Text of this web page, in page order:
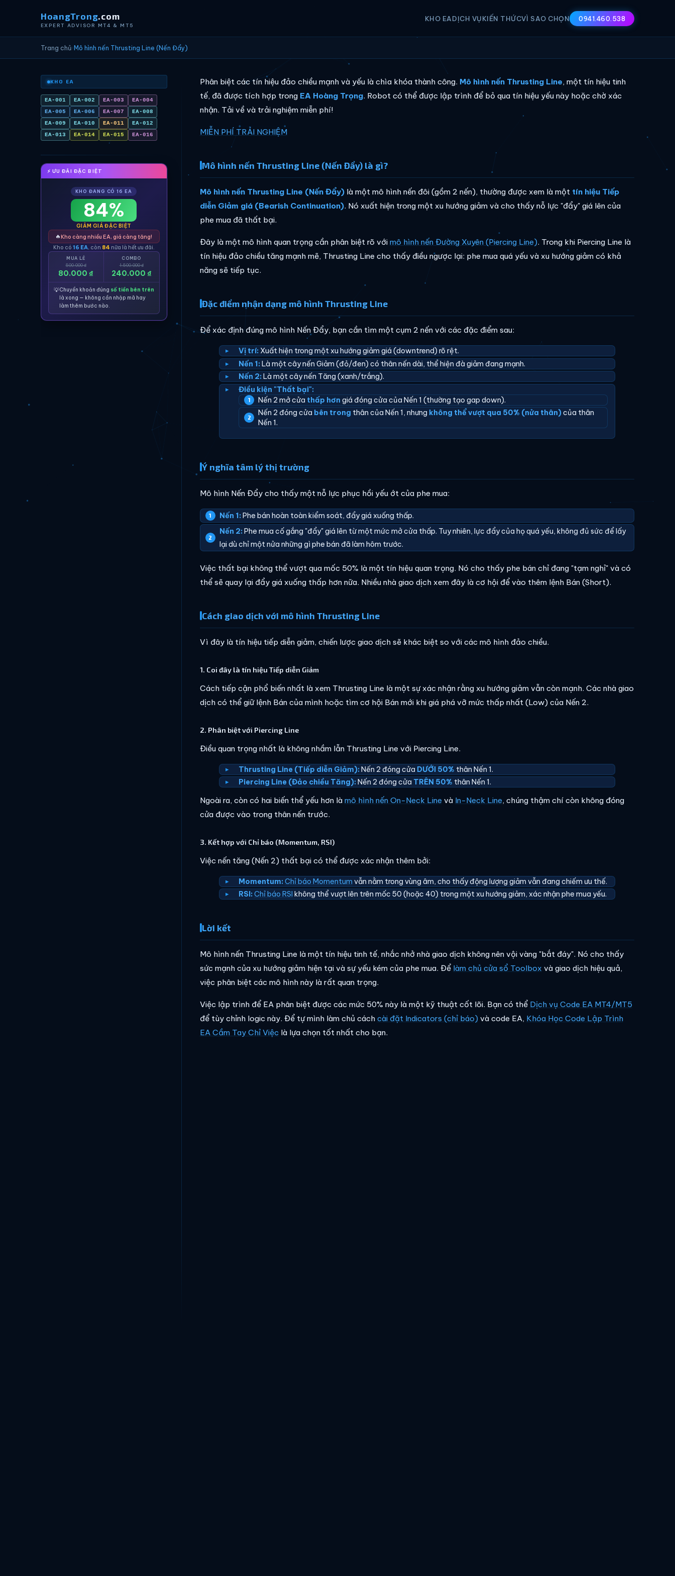
HoangTrong.com
EXPERT ADVISOR MT4 & MT5
KHO EADỊCH VỤKIẾN THỨCVÌ SAO CHỌN 0941.460.538
Trang chủ› Mô hình nến Thrusting Line (Nến Đẩy)
KHO EA
EA-001 EA-002 EA-003
EA-004
EA-005
EA-006 EA-007
EA-008
EA-009
EA-010 EA-011
EA-012
EA-013
EA-014 EA-015 EA-016
⚡ ƯU ĐÃI ĐẶC BIỆT
KHO ĐANG CÓ 16 EA
84%
GIẢM GIÁ ĐẶC BIỆT
🔥Kho càng nhiều EA, giá càng tăng!
Kho có 16 EA, còn 84 nữa là hết ưu đãi.
MUA LẺ
500.000 ₫
80.000 ₫
COMBO
1.500.000 ₫
240.000 ₫
💡Chuyển khoản đúng số tiền bên trên
là xong — không cần nhập mã hay
làm thêm bước nào.
Phân biệt các tín hiệu đảo chiều mạnh và yếu là chìa khóa thành công. Mô hình nến Thrusting Line, một tín hiệu tinh
tế, đã được tích hợp trong EA Hoàng Trọng. Robot có thể được lập trình để bỏ qua tín hiệu yếu này hoặc chờ xác
nhận. Tải về và trải nghiệm miễn phí!
MIỄN PHÍ TRẢI NGHIỆM
Mô hình nến Thrusting Line (Nến Đẩy) là gì?
Mô hình nến Thrusting Line (Nến Đẩy)là một mô hình nến đôi (gồm 2 nến), thường được xem là một tín hiệu Tiếp
diễn Giảm giá (Bearish Continuation). Nó xuất hiện trong một xu hướng giảm và cho thấy nỗ lực "đẩy" giá lên của
phe mua đã thất bại.
Đây là một mô hình quan trọng cần phân biệt rõ với mô hình nến Đường Xuyên (Piercing Line). Trong khi Piercing Line là
tín hiệu đảo chiều tăng mạnh mẽ, Thrusting Line cho thấy điều ngược lại: phe mua quá yếu và xu hướng giảm có khả
năng sẽ tiếp tục.
Đặc điểm nhận dạng mô hình Thrusting Line
Để xác định đúng mô hình Nến Đẩy, bạn cần tìm một cụm 2 nến với các đặc điểm sau:
Vị trí: Xuất hiện trong một xu hướng giảm giá (downtrend) rõ rệt.
Nến 1:Là một cây nến Giảm (đỏ/đen) có thân nến dài, thể hiện đà giảm đang mạnh.
Nến 2:Là một cây nến Tăng (xanh/trắng).
Điều kiện "Thất bại":
Nến 2 mở cửa thấp hơn giá đóng cửa của Nến 1 (thường tạo gap down).
Nến 2 đóng cửa bên trong thân của Nến 1, nhưng không thể vượt qua 50% (nửa thân)của thân
Nến 1.
Ý nghĩa tâm lý thị trường
Mô hình Nến Đẩy cho thấy một nỗ lực phục hồi yếu ớt của phe mua:
Nến 1:Phe bán hoàn toàn kiểm soát, đẩy giá xuống thấp.
Nến 2:Phe mua cố gắng "đẩy" giá lên từ một mức mở cửa thấp. Tuy nhiên, lực đẩy của họ quá yếu, không đủ sức để lấy
lại dù chỉ một nửa những gì phe bán đã làm hôm trước.
Việc thất bại không thể vượt qua mốc 50% là một tín hiệu quan trọng. Nó cho thấy phe bán chỉ đang "tạm nghỉ" và có
thể sẽ quay lại đẩy giá xuống thấp hơn nữa. Nhiều nhà giao dịch xem đây là cơ hội để vào thêm lệnh Bán (Short).
Cách giao dịch với mô hình Thrusting Line
Vì đây là tín hiệu tiếp diễn giảm, chiến lược giao dịch sẽ khác biệt so với các mô hình đảo chiều.
1. Coi đây là tín hiệu Tiếp diễn Giảm
Cách tiếp cận phổ biến nhất là xem Thrusting Line là một sự xác nhận rằng xu hướng giảm vẫn còn mạnh. Các nhà giao
dịch có thể giữ lệnh Bán của mình hoặc tìm cơ hội Bán mới khi giá phá vỡ mức thấp nhất (Low) của Nến 2.
2. Phân biệt với Piercing Line
Điều quan trọng nhất là không nhầm lẫn Thrusting Line với Piercing Line.
Thrusting Line (Tiếp diễn Giảm):Nến 2 đóng cửa DƯỚI 50% thân Nến 1.
Piercing Line (Đảo chiều Tăng): Nến 2 đóng cửa TRÊN 50% thân Nến 1.
Ngoài ra, còn có hai biến thể yếu hơn là mô hình nến On-Neck Line và In-Neck Line, chúng thậm chí còn không đóng
cửa được vào trong thân nến trước.
3. Kết hợp với Chỉ báo (Momentum, RSI)
Việc nến tăng (Nến 2) thất bại có thể được xác nhận thêm bởi:
Momentum:Chỉ báo Momentum vẫn nằm trong vùng âm, cho thấy động lượng giảm vẫn đang chiếm ưu thế.
RSI:Chỉ báo RSI không thể vượt lên trên mốc 50 (hoặc 40) trong một xu hướng giảm, xác nhận phe mua yếu.
Lời kết
Mô hình nến Thrusting Line là một tín hiệu tinh tế, nhắc nhở nhà giao dịch không nên vội vàng "bắt đáy". Nó cho thấy
sức mạnh của xu hướng giảm hiện tại và sự yếu kém của phe mua. Để làm chủ cửa sổ Toolbox và giao dịch hiệu quả,
việc phân biệt các mô hình này là rất quan trọng.
Việc lập trình để EA phân biệt được các mức 50% này là một kỹ thuật cốt lõi. Bạn có thể Dịch vụ Code EA MT4/MT5
để tùy chỉnh logic này. Để tự mình làm chủ cách cài đặt Indicators (chỉ báo)và code EA, Khóa Học Code Lập Trình
EA Cầm Tay Chỉ Việclà lựa chọn tốt nhất cho bạn.